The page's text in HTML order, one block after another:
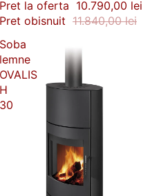
Pret la oferta 10.790,00 lei
Pret obisnuit 11.840,00 lei
Soba
lemne
OVALIS
H
30